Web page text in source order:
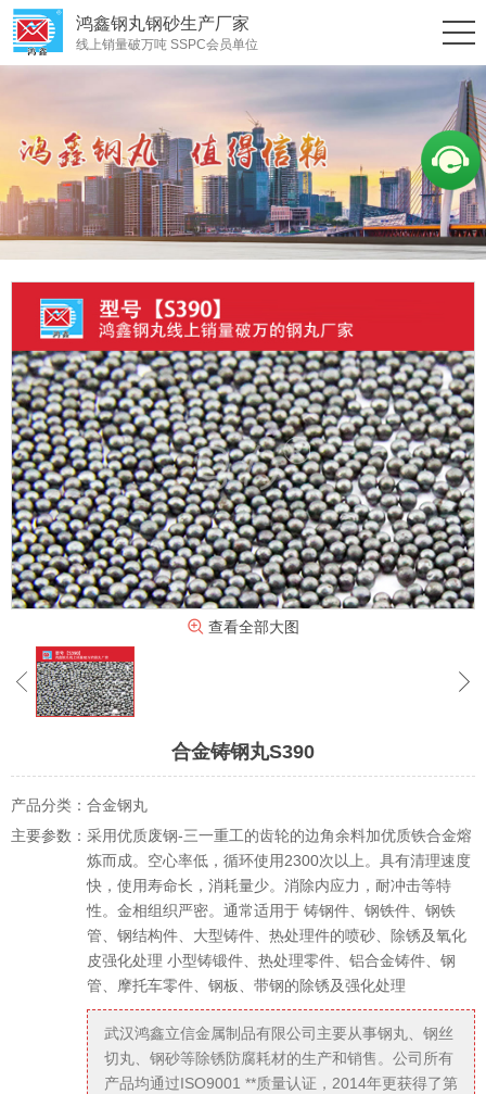
鸿鑫钢丸钢砂生产厂家
线上销量破万吨 SSPC会员单位
查看全部大图
合金铸钢丸S390
产品分类： 合金钢丸
主要参数： 采用优质废钢-三一重工的齿轮的边角余料加优质铁合金熔
炼而成。空心率低，循环使用2300次以上。具有清理速度
快，使用寿命长，消耗量少。消除内应力，耐冲击等特
性。金相组织严密。通常适用于 铸钢件、钢铁件、钢铁
管、钢结构件、大型铸件、热处理件的喷砂、除锈及氧化
皮强化处理 小型铸锻件、热处理零件、铝合金铸件、钢
管、摩托车零件、钢板、带钢的除锈及强化处理
武汉鸿鑫立信金属制品有限公司主要从事钢丸、钢丝
切丸、钢砂等除锈防腐耗材的生产和销售。公司所有
产品均通过ISO9001 **质量认证，2014年更获得了第